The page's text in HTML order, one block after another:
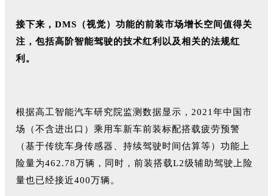
接下来，DMS（视觉）功能的前装市场增长空间值得关
注，包括高阶智能驾驶的技术红利以及相关的法规红
利。
根据高工智能汽车研究院监测数据显示，2021年中国市
场（不含进出口）乘用车新车前装标配搭载疲劳预警
（基于传统车身传感器、持续驾驶时间估算等）功能上
险量为462.78万辆，同时，前装搭载L2级辅助驾驶上险
量也已经接近400万辆。